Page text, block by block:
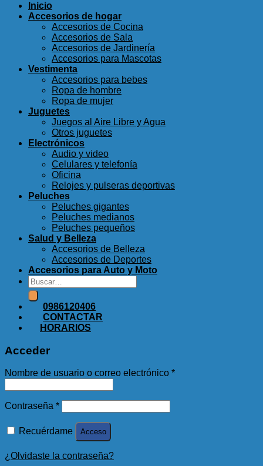
Inicio
Accesorios de hogar
Accesorios de Cocina
Accesorios de Sala
Accesorios de Jardinería
Accesorios para Mascotas
Vestimenta
Accesorios para bebes
Ropa de hombre
Ropa de mujer
Juguetes
Juegos al Aire Libre y Agua
Otros juguetes
Electrónicos
Audio y video
Celulares y telefonía
Oficina
Relojes y pulseras deportivas
Peluches
Peluches gigantes
Peluches medianos
Peluches pequeños
Salud y Belleza
Accesorios de Belleza
Accesorios de Deportes
Accesorios para Auto y Moto
Buscar
por:
0986120406
CONTACTAR
HORARIOS
Acceder
Nombre de usuario o correo electrónico *
Contraseña *
Recuérdame Acceso
¿Olvidaste la contraseña?